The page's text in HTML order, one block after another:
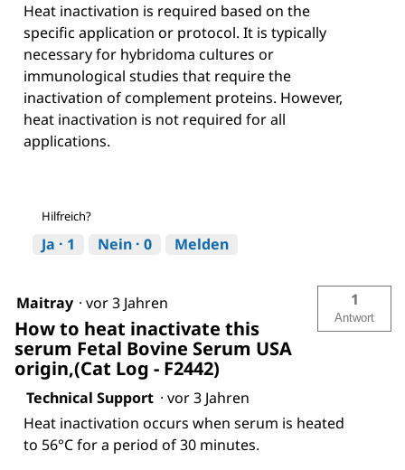
Heat inactivation is required based on the
specific application or protocol. It is typically
necessary for hybridoma cultures or
immunological studies that require the
inactivation of complement proteins. However,
heat inactivation is not required for all
applications.
Hilfreich?
Ja · 1 Nein · 0 Melden
Maitray · vor 3 Jahren
How to heat inactivate this
serum Fetal Bovine Serum USA
origin,(Cat Log - F2442)
1
Antwort
Technical Support · vor 3 Jahren
Heat inactivation occurs when serum is heated
to 56°C for a period of 30 minutes.